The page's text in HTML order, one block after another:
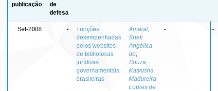
publicação
de
defesa
Set-2008 -
Funções
desempenhadas
pelos websites
de bibliotecas
jurídicas
governamentais
brasileiras
Amaral,
Sueli
Angélica
do;
Souza,
Katyusha
Madureira
Loures de
- -